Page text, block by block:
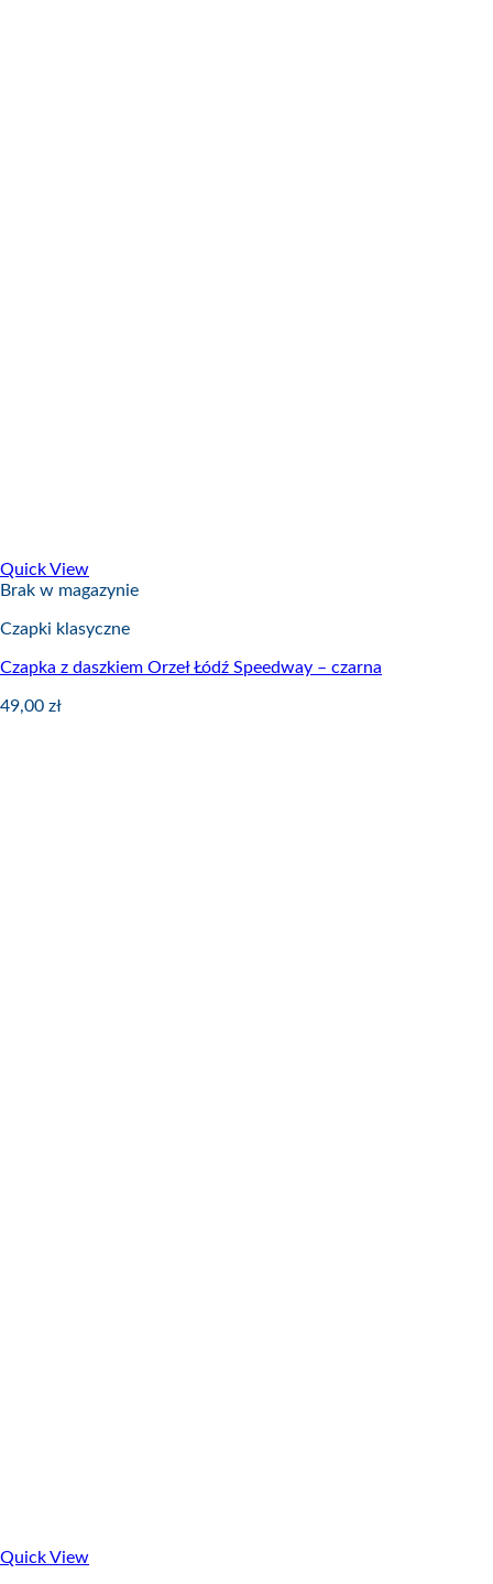
Quick View
Brak w magazynie
Czapki klasyczne
Czapka z daszkiem Orzeł Łódź Speedway – czarna
49,00 zł
Quick View